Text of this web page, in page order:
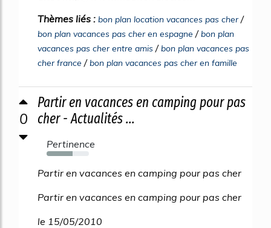
Thèmes liés : bon plan location vacances pas cher/
bon plan vacances pas cher en espagne /bon plan
vacances pas cher entre amis /bon plan vacances pas
cher france /bon plan vacances pas cher en famille
0
Partir en vacances en camping pour pas
cher - Actualités ...
Pertinence
62%
Partir en vacances en camping pour pas cher
Partir en vacances en camping pour pas cher
le 15/05/2010